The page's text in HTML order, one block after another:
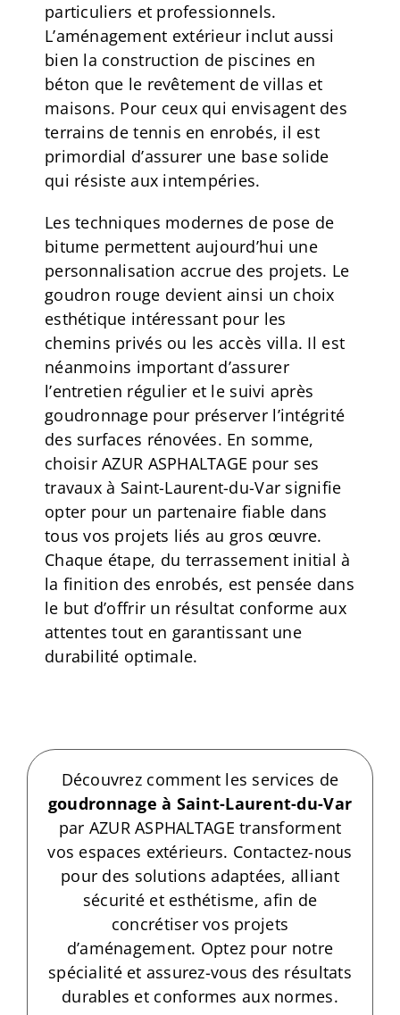
particuliers et professionnels.
L’aménagement extérieur inclut aussi
bien la construction de piscines en
béton que le revêtement de villas et
maisons. Pour ceux qui envisagent des
terrains de tennis en enrobés, il est
primordial d’assurer une base solide
qui résiste aux intempéries.
Les techniques modernes de pose de
bitume permettent aujourd’hui une
personnalisation accrue des projets. Le
goudron rouge devient ainsi un choix
esthétique intéressant pour les
chemins privés ou les accès villa. Il est
néanmoins important d’assurer
l’entretien régulier et le suivi après
goudronnage pour préserver l’intégrité
des surfaces rénovées. En somme,
choisir AZUR ASPHALTAGE pour ses
travaux à Saint-Laurent-du-Var signifie
opter pour un partenaire fiable dans
tous vos projets liés au gros œuvre.
Chaque étape, du terrassement initial à
la finition des enrobés, est pensée dans
le but d’offrir un résultat conforme aux
attentes tout en garantissant une
durabilité optimale.
Découvrez comment les services de
goudronnage à Saint-Laurent-du-Var
par AZUR ASPHALTAGE transforment
vos espaces extérieurs. Contactez-nous
pour des solutions adaptées, alliant
sécurité et esthétisme, afin de
concrétiser vos projets
d’aménagement. Optez pour notre
spécialité et assurez-vous des résultats
durables et conformes aux normes.